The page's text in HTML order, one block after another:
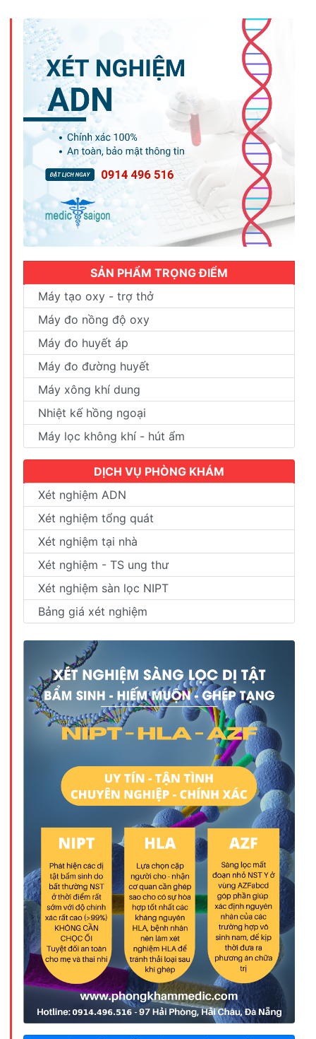
SẢN PHẨM TRỌNG ĐIỂM
Máy tạo oxy - trợ thở
Máy đo nồng độ oxy
Máy đo huyết áp
Máy đo đường huyết
Máy xông khí dung
Nhiệt kế hồng ngoại
Máy lọc không khí - hút ẩm
DỊCH VỤ PHÒNG KHÁM
Xét nghiệm ADN
Xét nghiệm tổng quát
Xét nghiệm tại nhà
Xét nghiệm - TS ung thư
Xét nghiệm sàn lọc NIPT
Bảng giá xét nghiệm